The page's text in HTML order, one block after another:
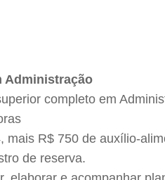
Administração
completo em
mais R$ 750 de auxílio-
de reserva.